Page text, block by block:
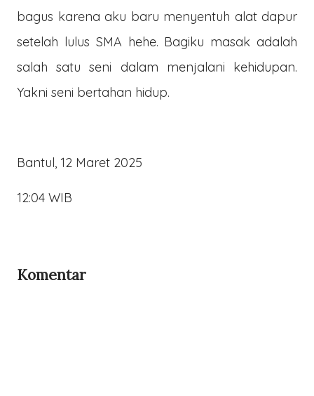
bagus karena aku baru menyentuh alat dapur
setelah lulus SMA hehe. Bagiku masak adalah
salah satu seni dalam menjalani kehidupan.
Yakni seni bertahan hidup.
Bantul, 12 Maret 2025
12:04 WIB
Komentar